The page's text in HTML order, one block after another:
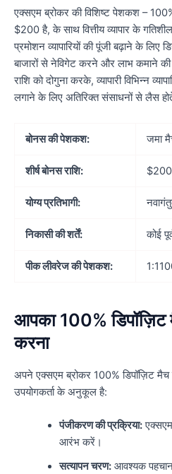
एक्सएम ब्रोकर की विशिष्ट पेशकश –
$200 है, के साथ वित्तीय व्यापार के
प्रमोशन व्यापारियों की पूंजी बढ़ाने के लिए
बाजारों से नेविगेट करने और लाभ कमाने की
राशि को दोगुना करके, व्यापारी विभिन्न
लगाने के लिए अतिरिक्त संसाधनों से लैस
बोनस की पेशकश: जमा
शीर्ष बोनस राशि: $200
योग्य प्रतिभागी:
निकासी की शर्तें: कोई
पीक लीवरेज की पेशकश:
आपका 100% डिपॉज़िट
करना
अपने एक्सएम ब्रोकर 100% डिपॉज़िट मैच
उपयोगकर्ता के अनुकूल है:
पंजीकरण की प्रक्रिया:
आरंभ करें।
सत्यापन चरण:आवश्यक पहचान